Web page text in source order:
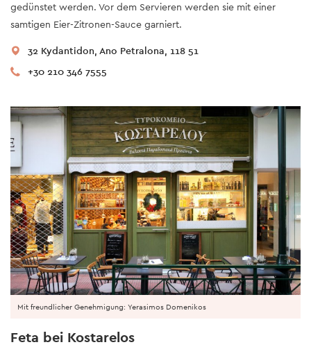
gedünstet werden. Vor dem Servieren werden sie mit einer
samtigen Eier-Zitronen-Sauce garniert.
32 Kydantidon, Ano Petralona, 118 51
+30 210 346 7555
Feta bei Kostarelos
Mit freundlicher Genehmigung: Yerasimos Domenikos